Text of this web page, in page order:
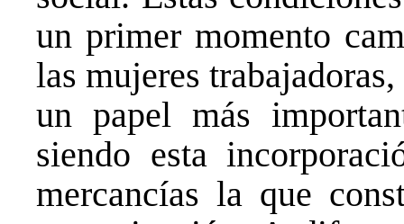
un primer momento
las mujeres
un papel más
siendo esta
mercancías la que